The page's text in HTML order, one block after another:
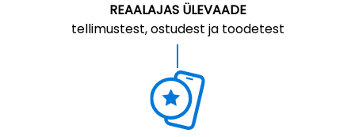
REAALAJAS ÜLEVAADE
tellimustest, ostudest ja toodetest